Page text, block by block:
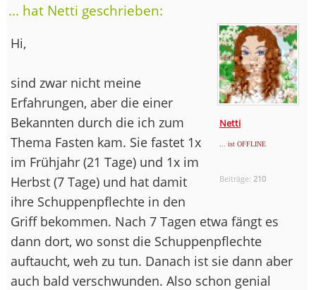
... hat Netti geschrieben:
Netti
... ist OFFLINE
Beiträge: 210
Hi,
sind zwar nicht meine
Erfahrungen, aber die einer
Bekannten durch die ich zum
Thema Fasten kam. Sie fastet 1x
im Frühjahr (21 Tage) und 1x im
Herbst (7 Tage) und hat damit
ihre Schuppenpflechte in den
Griff bekommen. Nach 7 Tagen etwa fängt es
dann dort, wo sonst die Schuppenpflechte
auftaucht, weh zu tun. Danach ist sie dann aber
auch bald verschwunden. Also schon genial